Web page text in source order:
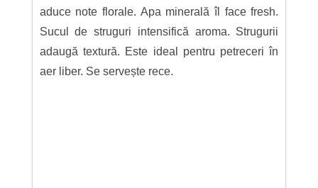
aduce note florale. Apa minerală îl face fresh.
Sucul de struguri intensifică aroma. Strugurii
adaugă textură. Este ideal pentru petreceri în
aer liber. Se servește rece.